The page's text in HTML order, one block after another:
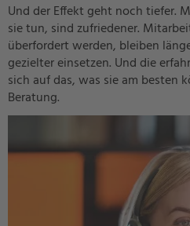
Und der Effekt geht noch tiefer.
sie tun, sind zufriedener.
überfordert werden, bleiben
gezielter einsetzen. Und die
sich auf das, was sie am besten
Beratung.